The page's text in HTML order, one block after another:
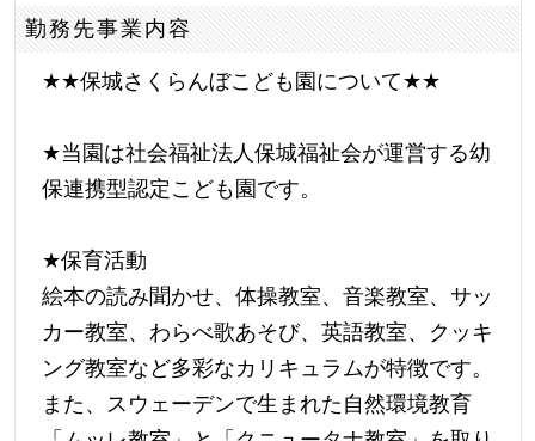
勤務先事業内容
★★保城さくらんぼこども園について★★
★当園は社会福祉法人保城福祉会が運営する幼
保連携型認定こども園です。
★保育活動
絵本の読み聞かせ、体操教室、音楽教室、サッ
カー教室、わらべ歌あそび、英語教室、クッキ
ング教室など多彩なカリキュラムが特徴です。
また、スウェーデンで生まれた自然環境教育